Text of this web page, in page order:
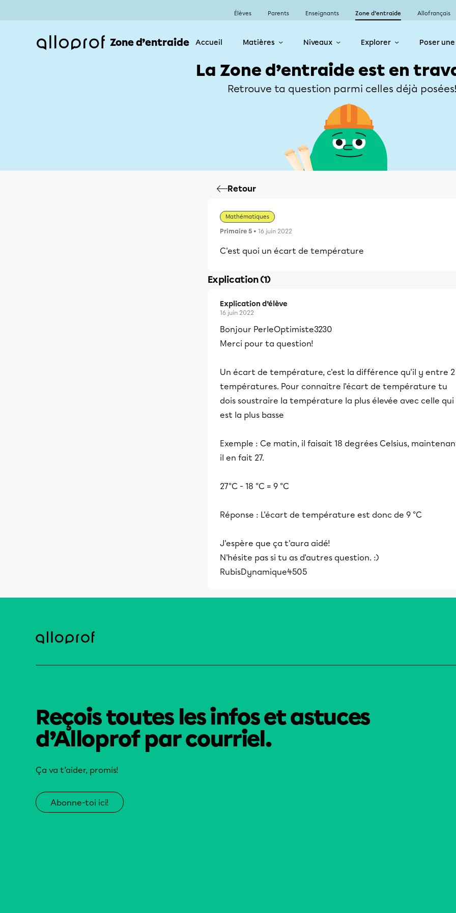
Élèves Parents Enseignants Zone d’entraide Allofrançais
Zone d’entraide Accueil Matières Niveaux Explorer Poser
La Zone d’entraide est en
Retrouve ta question parmi celles déjà
Retour
Mathématiques
Primaire 5 • 16 juin 2022
C'est quoi un écart de température
Explication (1)
Explication d’élève
16 juin 2022
Bonjour PerleOptimiste3230
Merci pour ta question!
Un écart de température, c'est la différence qu'il y entre 2
températures. Pour connaitre l'écart de température tu
dois soustraire la température la plus élevée avec celle qui
est la plus basse
Exemple : Ce matin, il faisait 18 degrées Celsius,
il en fait 27.
27°C - 18 °C = 9 °C
Réponse : L'écart de température est donc de 9 °C
J'espère que ça t'aura aidé!
N'hésite pas si tu as d'autres question. :)
RubisDynamique4505
Reçois toutes les infos et astuces
d’Alloprof par courriel.
Ça va t’aider, promis!
Abonne-toi ici!